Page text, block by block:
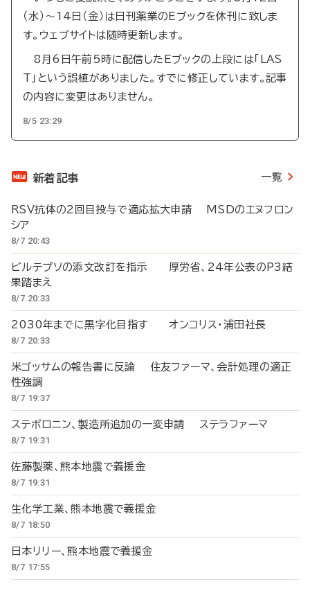
（水）～14日（金）は日刊薬業のEブックを休刊に致しま
す。ウェブサイトは随時更新します。
8月6日午前5時に配信したEブックの上段には「LAS
T」という誤植がありました。すでに修正しています。記事
の内容に変更はありません。
8/5 23:29
新着記事 一覧
RSV抗体の2回目投与で適応拡大申請 MSDのエヌフロン
シア
8/7 20:43
ビルテプソの添文改訂を指示 厚労省、24年公表のP3結
果踏まえ
8/7 20:33
2030年までに黒字化目指す オンコリス・浦田社長
8/7 20:33
米ゴッサムの報告書に反論 住友ファーマ、会計処理の適正
性強調
8/7 19:37
ステボロニン、製造所追加の一変申請 ステラファーマ
8/7 19:31
佐藤製薬、熊本地震で義援金
8/7 19:31
生化学工業、熊本地震で義援金
8/7 18:50
日本リリー、熊本地震で義援金
8/7 17:55